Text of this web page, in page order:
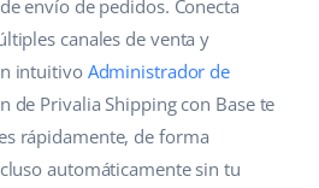
envío de pedidos. Conecta
canales de venta y
intuitivo Administrador de
de Privalia Shipping con Base te
rápidamente, de forma
automáticamente sin tu